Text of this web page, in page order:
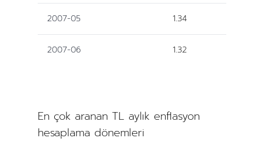
2007-05 1.34
2007-06 1.32
En çok aranan TL aylık enflasyon
hesaplama dönemleri